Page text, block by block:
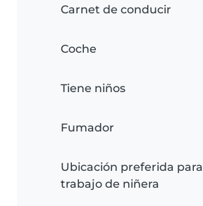
Carnet de conducir
Coche
Tiene niños
Fumador
Ubicación preferida para
trabajo de niñera